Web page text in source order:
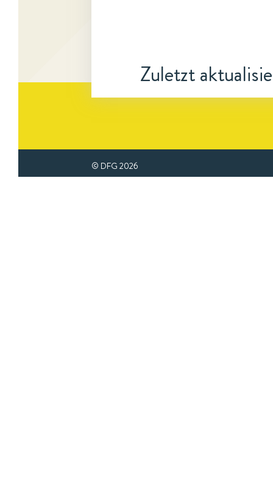
Zuletzt
© DFG 2026